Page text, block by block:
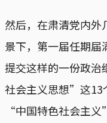
然后，在肃清党内外
景下，第一届任期届
提交这样的一份政
社会主义思想”这13
“中国特色社会主